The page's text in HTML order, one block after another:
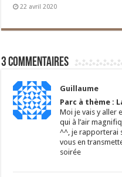
22 avril 2020
3 commentaires
Guillaume
Parc à thème :
Moi je vais y aller
qui à l’air
^^, je rapporterai
vous en
soirée